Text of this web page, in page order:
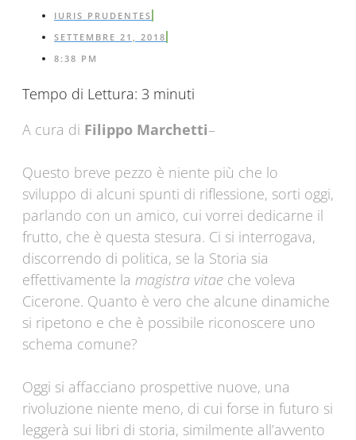
IURIS PRUDENTES
SETTEMBRE 21, 2018
8:38 PM
Tempo di Lettura: 3 minuti
A cura di Filippo Marchetti–
Questo breve pezzo è niente più che lo
sviluppo di alcuni spunti di riflessione, sorti oggi,
parlando con un amico, cui vorrei dedicarne il
frutto, che è questa stesura. Ci si interrogava,
discorrendo di politica, se la Storia sia
effettivamente la magistra vitae che voleva
Cicerone. Quanto è vero che alcune dinamiche
si ripetono e che è possibile riconoscere uno
schema comune?
Oggi si affacciano prospettive nuove, una
rivoluzione niente meno, di cui forse in futuro si
leggerà sui libri di storia, similmente all’avvento